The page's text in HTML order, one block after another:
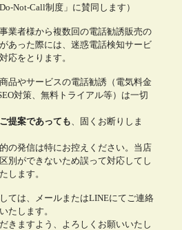
Not-Call制度」に賛同します）
業者様から複数回の電話勧誘販売の
あった際には、迷惑電話検知サービ
応をとります。
品やサービスの電話勧誘（電気料金
対策、無料トライアル等）は一切
提案であっても 、固くお断りしま
の発信は特にお控えください。当店
別ができないため誤って対応してし
します。
ては、メールまたはLINEにてご連絡
たします。
きますよう、よろしくお願いいたし